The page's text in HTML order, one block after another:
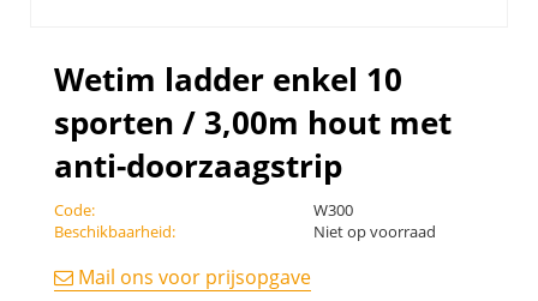
Wetim ladder enkel 10
sporten / 3,00m hout met
anti-doorzaagstrip
Code:
W300
Beschikbaarheid:
Niet op voorraad
Mail ons voor prijsopgave